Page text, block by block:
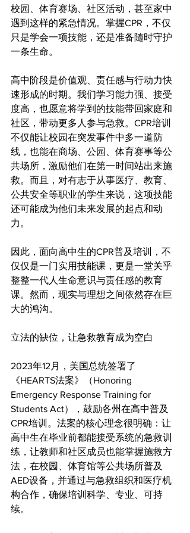
校园、体育赛场、社区活动，甚至家中
遇到这样的紧急情况。掌握CPR，不仅
只是学会一项技能，还是准备随时守护
一条生命。
高中阶段是价值观、责任感与行动力快
速形成的时期。我们学习能力强、接受
度高，也愿意将学到的技能带回家庭和
社区，带动更多人参与急救。CPR培训
不仅能让校园在突发事件中多一道防
线，也能在商场、公园、体育赛事等公
共场所，激励他们在第一时间站出来施
救。而且，对有志于从事医疗、教育、
公共安全等职业的学生来说，这项技能
还可能成为他们未来发展的起点和动
力。
因此，面向高中生的CPR普及培训，不
仅仅是一门实用技能课，更是一堂关乎
整整一代人生命意识与责任感的教育
课。然而，现实与理想之间依然存在巨
大的鸿沟。
立法的缺位，让急救教育成为空白
2023年12月，美国总统签署了
《HEARTS法案》（Honoring
Emergency Response Training for
Students Act），鼓励各州在高中普及
CPR培训。法案的核心理念很明确：让
高中生在毕业前都能接受系统的急救训
练，让教师和社区成员也能掌握施救方
法，在校园、体育馆等公共场所普及
AED设备，并通过与急救组织和医疗机
构合作，确保培训科学、专业、可持
续。